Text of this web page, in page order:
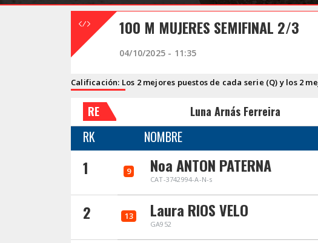
100 M MUJERES SEMIFINAL 2/3
04/10/2025 - 11:35
Calificación: Los 2 mejores puestos de cada serie (Q) y los 2
RE
Luna Arnás Ferreira
RK NOMBRE
1 9 Noa ANTON PATERNA
CAT-3742994-A-N-s
2 13 Laura RIOS VELO
GA952